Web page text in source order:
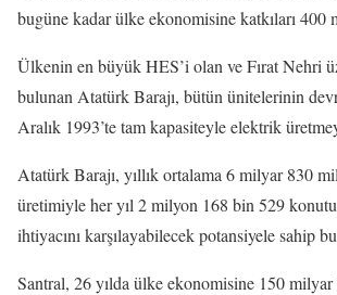
bugüne kadar ülke ekonomisine katkıları 400
Ülkenin en büyük HES’i olan ve Fırat Nehri
bulunan Atatürk Barajı, bütün ünitelerinin
Aralık 1993’te tam kapasiteyle elektrik
Atatürk Barajı, yıllık ortalama 6 milyar 830
üretimiyle her yıl 2 milyon 168 bin 529
ihtiyacını karşılayabilecek potansiyele sahip
Santral, 26 yılda ülke ekonomisine 150 milyar